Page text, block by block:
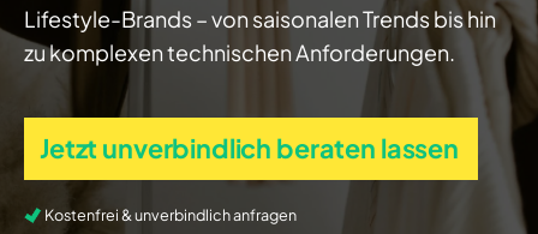
Lifestyle-Brands – von saisonalen Trends bis hin
zu komplexen technischen Anforderungen.
Jetzt unverbindlich beraten lassen
Kostenfrei & unverbindlich anfragen